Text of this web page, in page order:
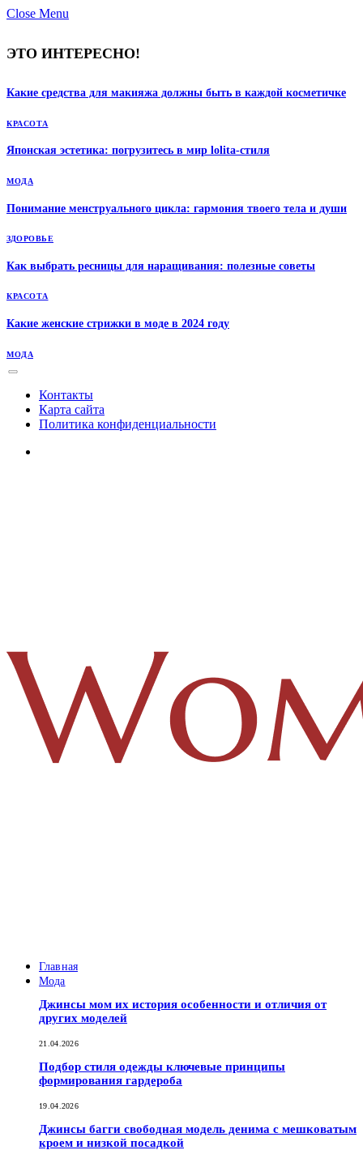
Close Menu
ЭТО ИНТЕРЕСНО!
Какие средства для макияжа должны быть в каждой косметичке
КРАСОТА
Японская эстетика: погрузитесь в мир lolita-стиля
МОДА
Понимание менструального цикла: гармония твоего тела и души
ЗДОРОВЬЕ
Как выбрать ресницы для наращивания: полезные советы
КРАСОТА
Какие женские стрижки в моде в 2024 году
МОДА
Контакты
Карта сайта
Политика конфиденциальности
Главная
Мода
Джинсы мом их история особенности и отличия от
других моделей
21.04.2026
Подбор стиля одежды ключевые принципы
формирования гардероба
19.04.2026
Джинсы багги свободная модель денима с мешковатым
кроем и низкой посадкой